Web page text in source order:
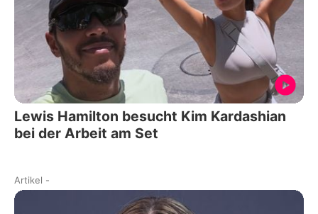
Lewis Hamilton besucht Kim Kardashian
bei der Arbeit am Set
Artikel -